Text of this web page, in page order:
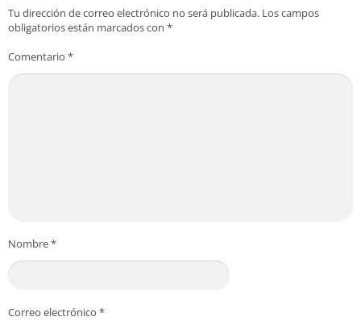
Tu dirección de correo electrónico no será publicada. Los campos
obligatorios están marcados con *
Comentario *
Nombre*
Correo electrónico *